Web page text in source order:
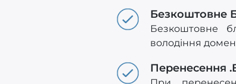
Безкоштовне
Безкоштовне
володіння
Перенесення